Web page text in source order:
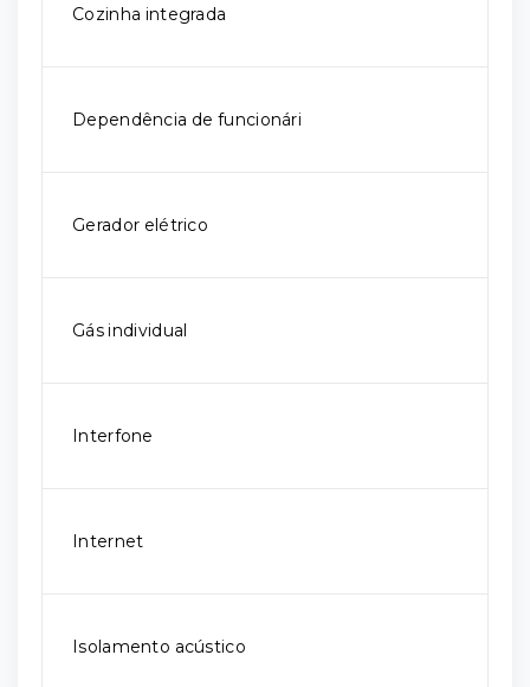
Cozinha integrada
Dependência de funcionári
Gerador elétrico
Gás individual
Interfone
Internet
Isolamento acústico